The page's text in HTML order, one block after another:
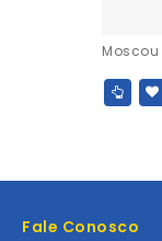
Moscou
Fale Conosco